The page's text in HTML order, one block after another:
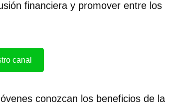
financiera y promover entre los
canal
conozcan los beneficios de la